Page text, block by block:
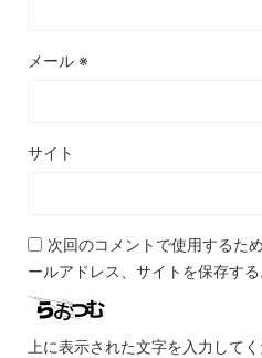
メール ※
サイト
次回のコメントで使用するた
ールアドレス、サイトを保存する
上に表示された文字を入力してく